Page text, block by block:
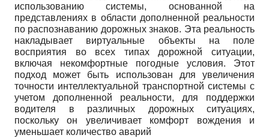
использованию системы, основанной на
представлениях в области дополненной реальности
по распознаванию дорожных знаков. Эта реальность
накладывает виртуальные объекты на поле
восприятия во всех типах дорожной ситуации,
включая некомфортные погодные условия. Этот
подход может быть использован для увеличения
точности интеллектуальной транспортной системы с
учетом дополненной реальности, для поддержки
водителя в различных дорожных ситуациях,
поскольку он увеличивает комфорт вождения и
уменьшает количество аварий